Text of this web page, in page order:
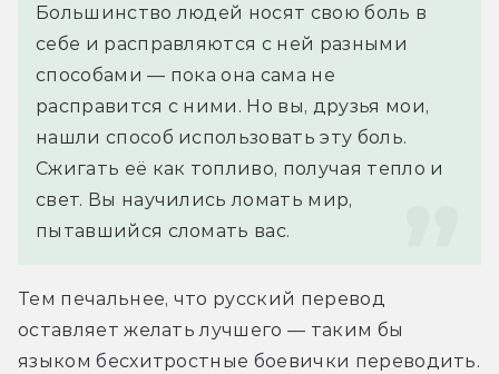
Большинство людей носят свою боль в
себе и расправляются с ней разными
способами — пока она сама не
расправится с ними. Но вы, друзья мои,
нашли способ использовать эту боль.
Сжигать её как топливо, получая тепло и
свет. Вы научились ломать мир,
пытавшийся сломать вас.
Тем печальнее, что русский перевод
оставляет желать лучшего — таким бы
языком бесхитростные боевички переводить.